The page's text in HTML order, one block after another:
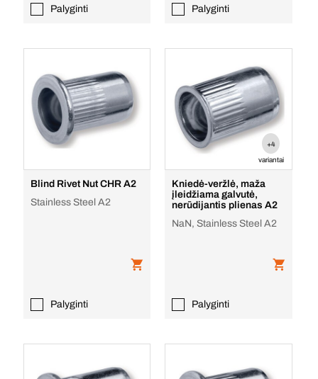
Palyginti Palyginti
Blind Rivet Nut CHR A2
Stainless Steel A2
Palyginti
+4
variantai
Kniedė-veržlė, maža
įleidžiama galvutė,
nerūdijantis plienas A2
NaN, Stainless Steel A2
Palyginti